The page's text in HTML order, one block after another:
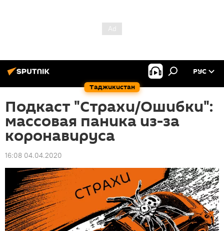
Таджикистан
РУС
Подкаст "Страхи/Ошибки":
массовая паника из-за
коронавируса
16:08 04.04.2020